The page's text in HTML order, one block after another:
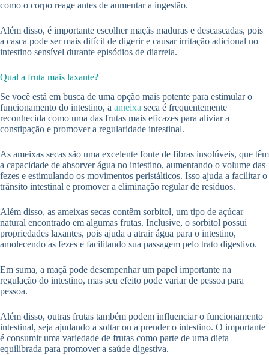
como o corpo reage antes de aumentar a ingestão.
Além disso, é importante escolher maçãs maduras e descascadas, pois
a casca pode ser mais difícil de digerir e causar irritação adicional no
intestino sensível durante episódios de diarreia.
Qual a fruta mais laxante?
Se você está em busca de uma opção mais potente para estimular o
funcionamento do intestino, a ameixa seca é frequentemente
reconhecida como uma das frutas mais eficazes para aliviar a
constipação e promover a regularidade intestinal.
As ameixas secas são uma excelente fonte de fibras insolúveis, que têm
a capacidade de absorver água no intestino, aumentando o volume das
fezes e estimulando os movimentos peristálticos. Isso ajuda a facilitar o
trânsito intestinal e promover a eliminação regular de resíduos.
Além disso, as ameixas secas contêm sorbitol, um tipo de açúcar
natural encontrado em algumas frutas. Inclusive, o sorbitol possui
propriedades laxantes, pois ajuda a atrair água para o intestino,
amolecendo as fezes e facilitando sua passagem pelo trato digestivo.
Em suma, a maçã pode desempenhar um papel importante na
regulação do intestino, mas seu efeito pode variar de pessoa para
pessoa.
Além disso, outras frutas também podem influenciar o funcionamento
intestinal, seja ajudando a soltar ou a prender o intestino. O importante
é consumir uma variedade de frutas como parte de uma dieta
equilibrada para promover a saúde digestiva.